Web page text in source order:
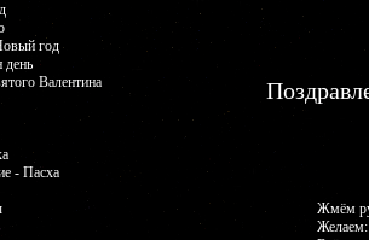
год
день
Валентина
- Пасха
Жмём